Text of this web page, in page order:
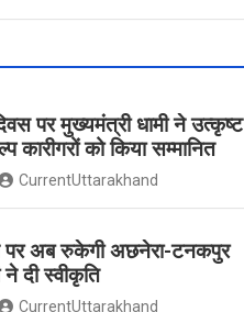
पर मुख्यमंत्री धामी ने उत्कृष्ट
कारीगरों को किया सम्मानित
CurrentUttarakhand
पर अब रुकेगी अछनेरा-टनकपुर
दी स्वीकृति
CurrentUttarakhand